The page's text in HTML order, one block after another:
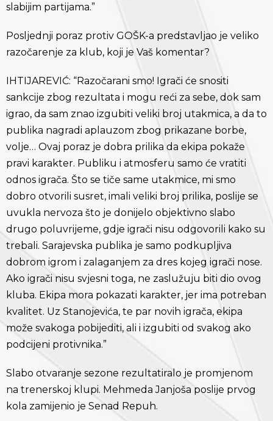
slabijim partijama.”
Posljednji poraz protiv GOŠK-a predstavljao je veliko
razočarenje za klub, koji je Vaš komentar?
IHTIJAREVIĆ: “Razočarani smo! Igrači će snositi
sankcije zbog rezultata i mogu reći za sebe, dok sam
igrao, da sam znao izgubiti veliki broj utakmica, a da to
publika nagradi aplauzom zbog prikazane borbe,
volje… Ovaj poraz je dobra prilika da ekipa pokaže
pravi karakter. Publiku i atmosferu samo će vratiti
odnos igrača. Što se tiče same utakmice, mi smo
dobro otvorili susret, imali veliki broj prilika, poslije se
uvukla nervoza što je donijelo objektivno slabo
drugo poluvrijeme, gdje igrači nisu odgovorili kako su
trebali. Sarajevska publika je samo podkupljiva
dobrom igrom i zalaganjem za dres kojeg igrači nose.
Ako igrači nisu svjesni toga, ne zaslužuju biti dio ovog
kluba. Ekipa mora pokazati karakter, jer ima potreban
kvalitet. Uz Stanojevića, te par novih igrača, ekipa
može svakoga pobijediti, ali i izgubiti od svakog ako
podcijeni protivnika.”
Slabo otvaranje sezone rezultatiralo je promjenom
na trenerskoj klupi. Mehmeda Janjoša poslije prvog
kola zamijenio je Senad Repuh.